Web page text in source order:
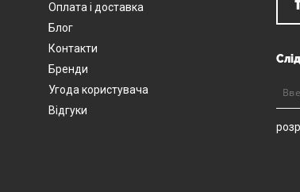
Оплата і доставка
Блог
Контакти
Бренди
Угода користувача
Відгуки